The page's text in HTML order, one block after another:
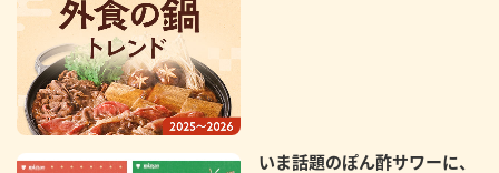
いま話題のぽん酢サワーに、